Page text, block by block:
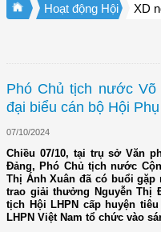
Hoạt động Hội XD
Phó Chủ tịch nước
đại biểu cán bộ Hội
07/10/2024
Chiều 07/10, tại trụ sở Văn
Đảng, Phó Chủ tịch nước
Thị Ánh Xuân đã có buổi
trao giải thưởng Nguyễn Thị
tịch Hội LHPN cấp huyện
LHPN Việt Nam tổ chức vào